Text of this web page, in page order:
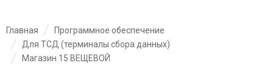
Главная
Программное обеспечение
Для ТСД (терминалы сбора данных)
Магазин 15 ВЕЩЕВОЙ